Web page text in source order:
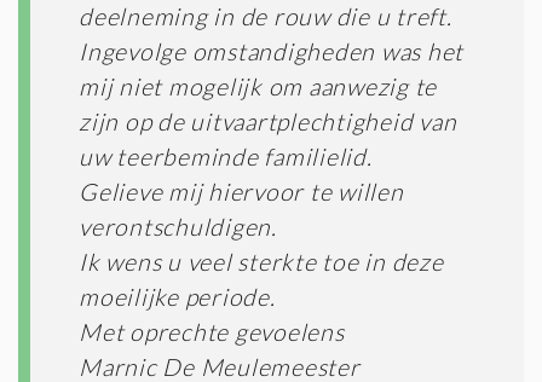
deelneming in de rouw die u treft.
Ingevolge omstandigheden was het
mij niet mogelijk om aanwezig te
zijn op de uitvaartplechtigheid van
uw teerbeminde familielid.
Gelieve mij hiervoor te willen
verontschuldigen.
Ik wens u veel sterkte toe in deze
moeilijke periode.
Met oprechte gevoelens
Marnic De Meulemeester